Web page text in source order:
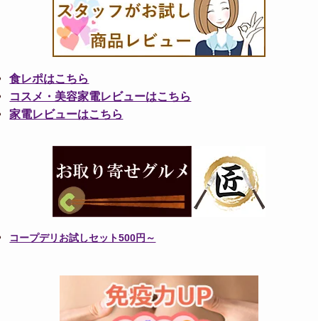
食レポはこちら
コスメ・美容家電レビューはこちら
家電レビューはこちら
コープデリお試しセット500円～